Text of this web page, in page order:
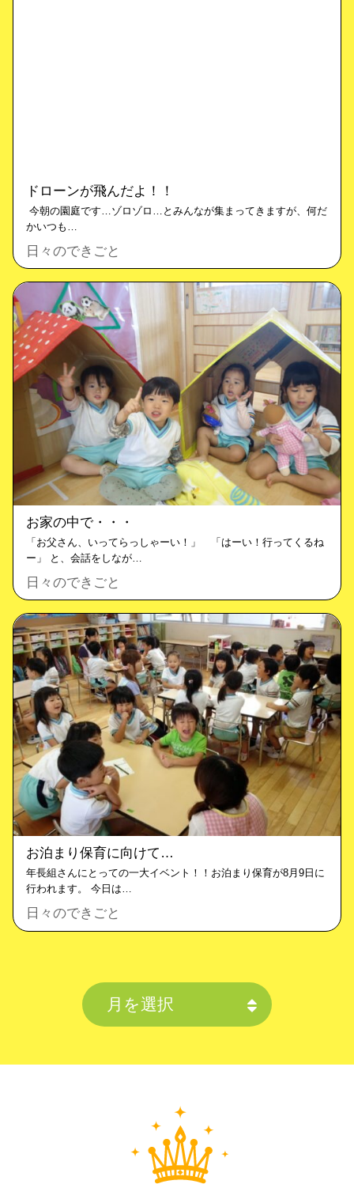
ドローンが飛んだよ！！
今朝の園庭です…ゾロゾロ…とみんなが集まってきますが、何だ
かいつも…
日々のできごと
お家の中で・・・
「お父さん、いってらっしゃーい！」 「はーい！行ってくるね
ー」 と、会話をしなが…
日々のできごと
お泊まり保育に向けて…
年長組さんにとっての一大イベント！！お泊まり保育が8月9日に
行われます。 今日は…
日々のできごと